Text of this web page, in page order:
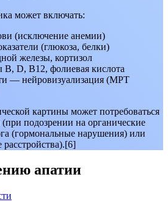
может включать:
(исключение анемии)
(глюкоза, белки)
железы, кортизол
D, B12, фолиевая кислота
— нейровизуализация (МРТ
картины может потребоваться
(при подозрении на органические
(гормональные нарушения) или
апатии